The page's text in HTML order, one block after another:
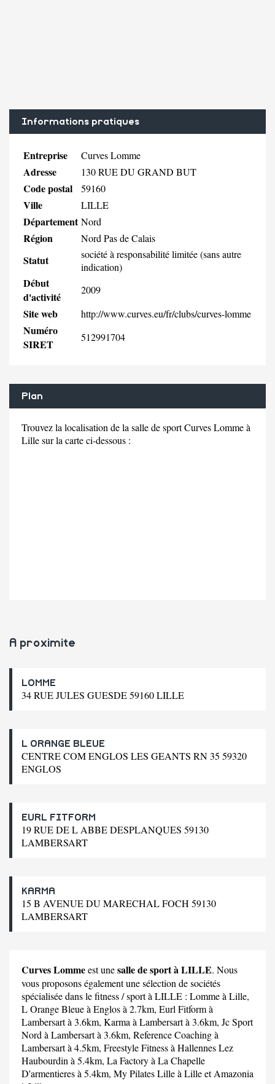
Informations pratiques
Entreprise Curves Lomme
Adresse 130 RUE DU GRAND BUT
Code postal 59160
Ville LILLE
Département Nord
Région Nord Pas de Calais
Statut
société à responsabilité limitée (sans autre
indication)
Début
d'activité
2009
Site web http://www.curves.eu/fr/clubs/curves-lomme
Numéro
SIRET
512991704
Plan
Trouvez la localisation de la salle de sport Curves Lomme à
Lille sur la carte ci-dessous :
A proximite
LOMME
34 RUE JULES GUESDE 59160 LILLE
L ORANGE BLEUE
CENTRE COM ENGLOS LES GEANTS RN 35 59320
ENGLOS
EURL FITFORM
19 RUE DE L ABBE DESPLANQUES 59130
LAMBERSART
KARMA
15 B AVENUE DU MARECHAL FOCH 59130
LAMBERSART
Curves Lommeest unesalle de sport à LILLE. Nous
vous proposons également une sélection de sociétés
spécialisée dans le fitness / sport à LILLE : Lommeà Lille,
L Orange Bleueà Englos à 2.7km, Eurl Fitformà
Lambersart à 3.6km, Karma à Lambersart à 3.6km, Jc Sport
Nord à Lambersart à 3.6km, Reference Coachingà
Lambersart à 4.5km, Freestyle Fitnessà Hallennes Lez
Haubourdin à 5.4km, La Factoryà La Chapelle
D'armentieres à 5.4km, My Pilates Lilleà Lille etAmazonia